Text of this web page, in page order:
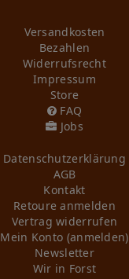
Versandkosten
Bezahlen
Widerrufs­recht
Impressum
Store
FAQ
Jobs
Daten­schutz­erklärung
AGB
Kontakt
Retoure anmelden
Vertrag widerrufen
Mein Konto (anmelden)
Newsletter
Wir in Forst